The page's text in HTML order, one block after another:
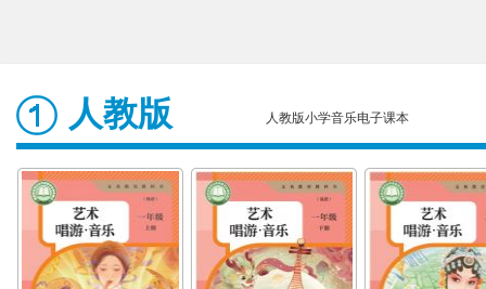
人教版 人教版小学音乐电子课本